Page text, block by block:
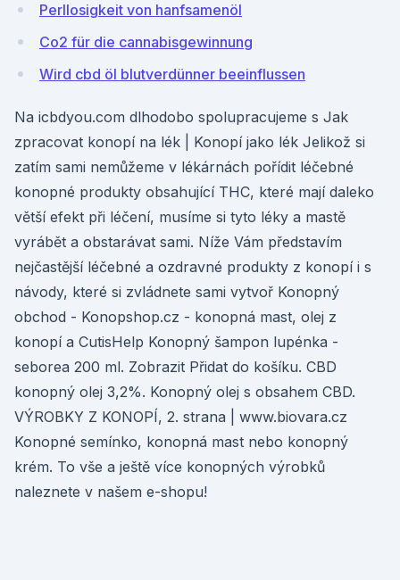
Perllosigkeit von hanfsamenöl
Co2 für die cannabisgewinnung
Wird cbd öl blutverdünner beeinflussen
Na icbdyou.com dlhodobo spolupracujeme s Jak
zpracovat konopí na lék | Konopí jako lék Jelikož si
zatím sami nemůžeme v lékárnách pořídit léčebné
konopné produkty obsahující THC, které mají daleko
větší efekt při léčení, musíme si tyto léky a mastě
vyrábět a obstarávat sami. Níže Vám představím
nejčastější léčebné a ozdravné produkty z konopí i s
návody, které si zvládnete sami vytvoř Konopný
obchod - Konopshop.cz - konopná mast, olej z
konopí a CutisHelp Konopný šampon lupénka -
seborea 200 ml. Zobrazit Přidat do košíku. CBD
konopný olej 3,2%. Konopný olej s obsahem CBD.
VÝROBKY Z KONOPÍ, 2. strana | www.biovara.cz
Konopné semínko, konopná mast nebo konopný
krém. To vše a ještě více konopných výrobků
naleznete v našem e-shopu!